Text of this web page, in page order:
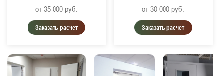
от 35 000 руб.
Заказать расчет
от 30 000 руб.
Заказать расчет